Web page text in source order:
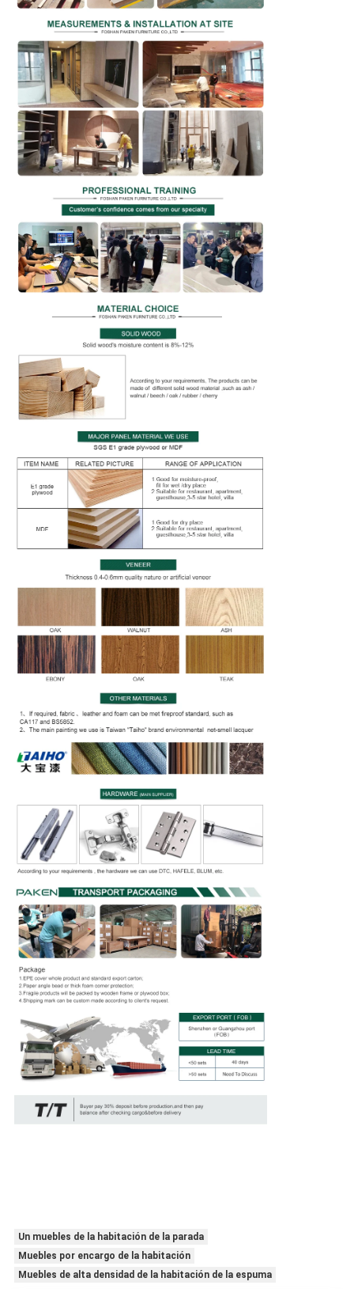
Un muebles de la habitación de la parada
Muebles por encargo de la habitación
Muebles de alta densidad de la habitación de la espuma